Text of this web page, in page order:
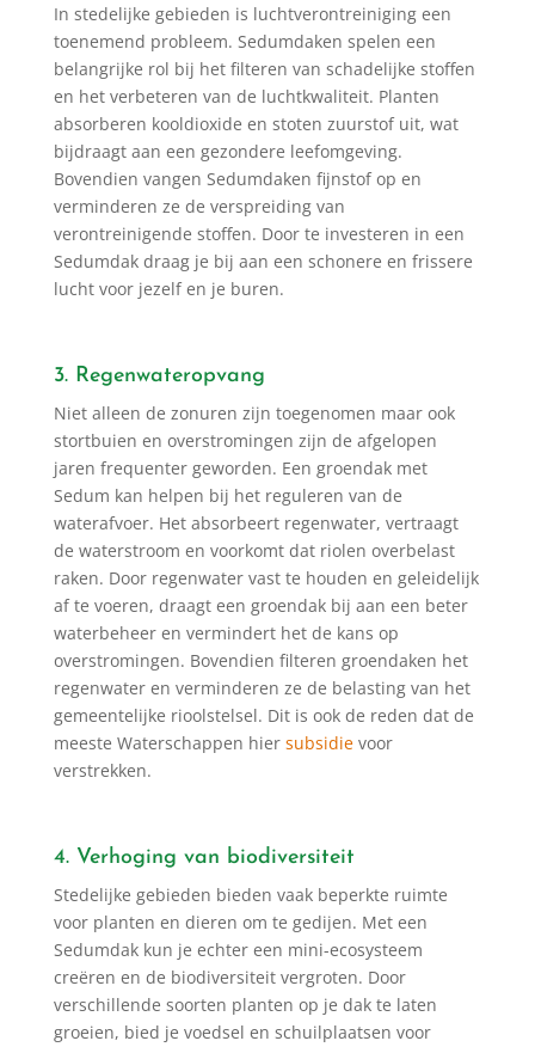
In stedelijke gebieden is luchtverontreiniging een
toenemend probleem. Sedumdaken spelen een
belangrijke rol bij het filteren van schadelijke stoffen
en het verbeteren van de luchtkwaliteit. Planten
absorberen kooldioxide en stoten zuurstof uit, wat
bijdraagt aan een gezondere leefomgeving.
Bovendien vangen Sedumdaken fijnstof op en
verminderen ze de verspreiding van
verontreinigende stoffen. Door te investeren in een
Sedumdak draag je bij aan een schonere en frissere
lucht voor jezelf en je buren.
3. Regenwateropvang
Niet alleen de zonuren zijn toegenomen maar ook
stortbuien en overstromingen zijn de afgelopen
jaren frequenter geworden. Een groendak met
Sedum kan helpen bij het reguleren van de
waterafvoer. Het absorbeert regenwater, vertraagt
de waterstroom en voorkomt dat riolen overbelast
raken. Door regenwater vast te houden en geleidelijk
af te voeren, draagt een groendak bij aan een beter
waterbeheer en vermindert het de kans op
overstromingen. Bovendien filteren groendaken het
regenwater en verminderen ze de belasting van het
gemeentelijke rioolstelsel. Dit is ook de reden dat de
meeste Waterschappen hier subsidievoor
verstrekken.
4. Verhoging van biodiversiteit
Stedelijke gebieden bieden vaak beperkte ruimte
voor planten en dieren om te gedijen. Met een
Sedumdak kun je echter een mini-ecosysteem
creëren en de biodiversiteit vergroten. Door
verschillende soorten planten op je dak te laten
groeien, bied je voedsel en schuilplaatsen voor